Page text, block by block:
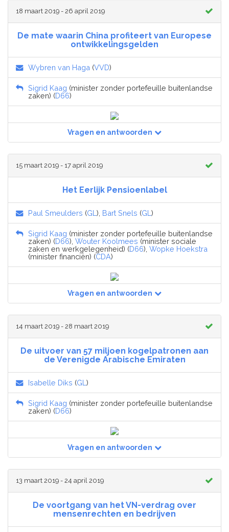
18 maart 2019 - 26 april 2019
De mate waarin China profiteert van Europese
ontwikkelingsgelden
Wybren van Haga (VVD)
Sigrid Kaag (minister zonder portefeuille buitenlandse
zaken) (D66)
Vragen en antwoorden
15 maart 2019 - 17 april 2019
Het Eerlijk Pensioenlabel
Paul Smeulders (GL ), Bart Snels (GL )
Sigrid Kaag (minister zonder portefeuille buitenlandse
zaken) (D66), Wouter Koolmees (minister sociale
zaken en werkgelegenheid) (D66), Wopke Hoekstra
(minister financiën) (CDA)
Vragen en antwoorden
14 maart 2019 - 28 maart 2019
De uitvoer van 57 miljoen kogelpatronen aan
de Verenigde Arabische Emiraten
Isabelle Diks (GL )
Sigrid Kaag (minister zonder portefeuille buitenlandse
zaken) (D66)
Vragen en antwoorden
13 maart 2019 - 24 april 2019
De voortgang van het VN-verdrag over
mensenrechten en bedrijven